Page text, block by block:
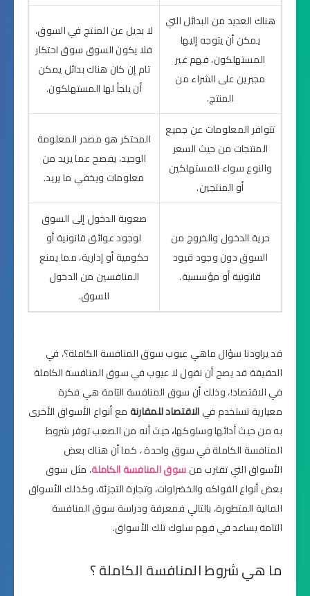
هناك العديد من البدائل التي
يمكن أن يتوجه إليها
المستهلكون، فهم غير
مجبرين على الشراء من
المنتج.
لا بديل عن المنتج في السوق،
فلا يكون السوق سوق احتكار
تام إن كان هناك بدائل يمكن
أن يلجأ لها المستهلكون.
تتوافر المعلومات عن جميع
المنتجات من حيث السعر
والنوع سواء للمستهلكين
أو المنتجين.
المحتكر هو مصدر المعلومة
الوحيد، يفصح عما يريد من
معلومات ويخفي ما يريد.
حرية الدخول والخروج من
السوق دون وجود قيود
قانونية أو مؤسسية.
صعوبة الدخول إلى السوق
لوجود عوائق قانونية أو
حكومية أو إدارية، مما يمنع
المنافسين من الدخول
للسوق.
قد يراودنا سؤال ماهي عيوب سوق المنافسة الكاملة؟، في
الحقيقة قد يصح أن نقول لا عيوب في سوق المنافسة الكاملة
في الاقتصاد!، وذلك أن سوق المنافسة التامة هي فكرة
معيارية تستخدم فيالاقتصادللمقارنةمع أنواع الأسواق الأخرى
به من حيث أدائها وسلوكها،حيث أنه من الصعب توفر شروط
المنافسة الكاملة في سوق واحدة ، كما أن هناك بعض
الأسواق التي تقترب منسوق المنافسة الكاملة، مثل سوق
بعض أنواع الفواكه والخضراوات، وتجارة التجزئة، وكذلك الأسواق
المالية المتطورة، بالتالي فمعرفة ودراسة سوق المنافسة
التامة يساعد في فهم سلوك تلك الأسواق.
ما هي شروط المنافسة الكاملة ؟